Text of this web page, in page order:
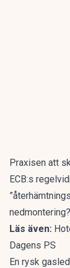
Praxisen att
ECB:s
nedmontering?
Läs även:
Dagens PS
En rysk